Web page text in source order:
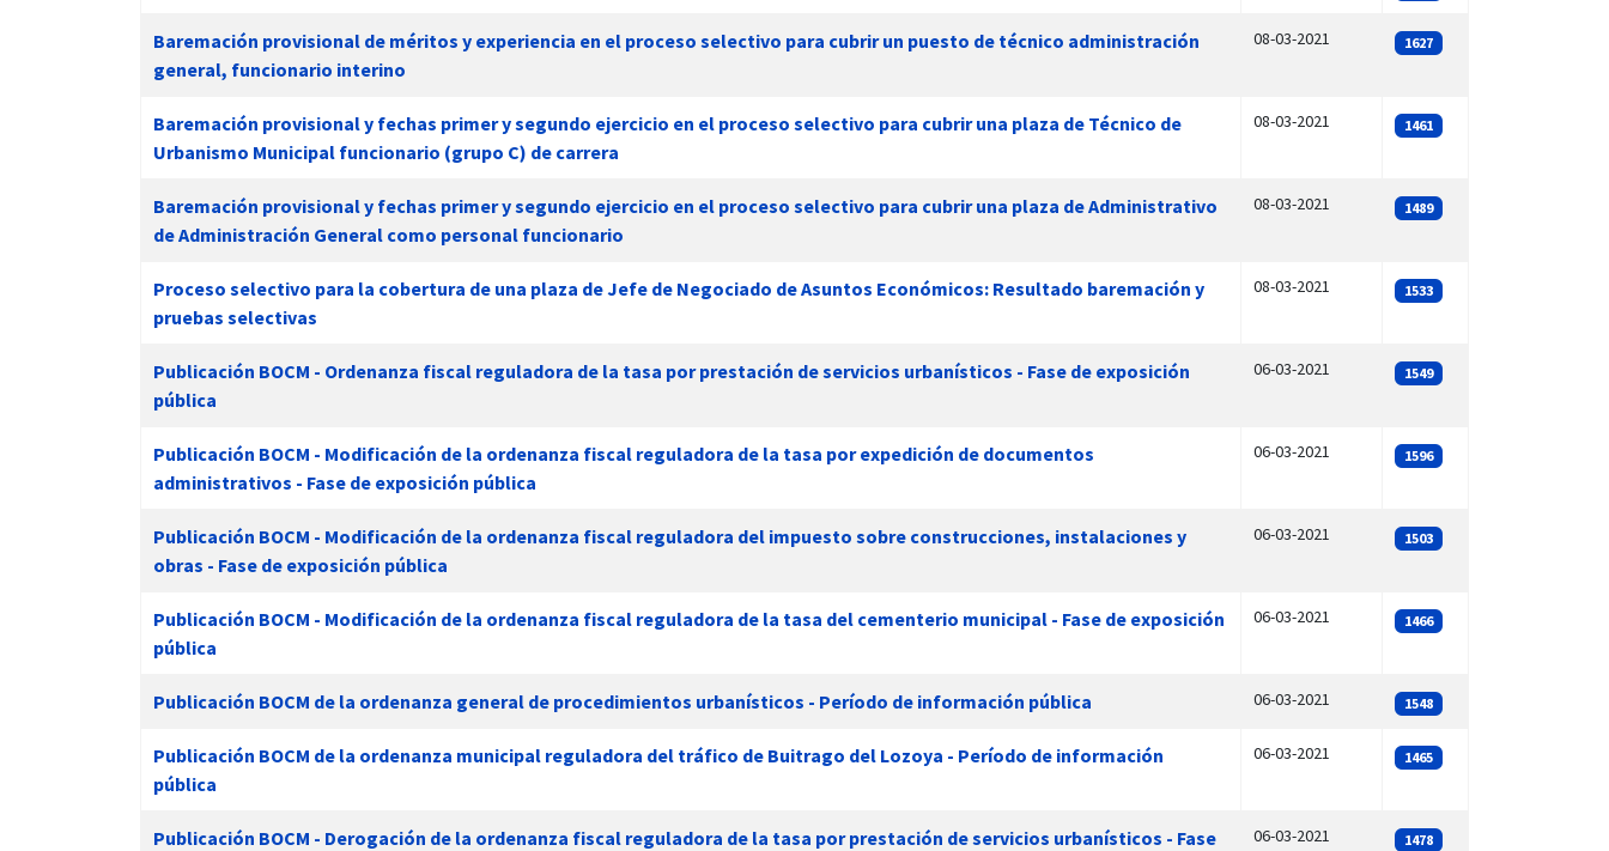
Baremación provisional de méritos y experiencia en el proceso selectivo para cubrir un puesto de técnico administración
general, funcionario interino
08-03-2021 1627
Baremación provisional y fechas primer y segundo ejercicio en el proceso selectivo para cubrir una plaza de Técnico de
Urbanismo Municipal funcionario (grupo C) de carrera
08-03-2021 1461
Baremación provisional y fechas primer y segundo ejercicio en el proceso selectivo para cubrir una plaza de Administrativo
de Administración General como personal funcionario
08-03-2021 1489
Proceso selectivo para la cobertura de una plaza de Jefe de Negociado de Asuntos Económicos: Resultado baremación y
pruebas selectivas
08-03-2021 1533
Publicación BOCM - Ordenanza fiscal reguladora de la tasa por prestación de servicios urbanísticos - Fase de exposición
pública
06-03-2021 1549
Publicación BOCM - Modificación de la ordenanza fiscal reguladora de la tasa por expedición de documentos
administrativos - Fase de exposición pública
06-03-2021 1596
Publicación BOCM - Modificación de la ordenanza fiscal reguladora del impuesto sobre construcciones, instalaciones y
obras - Fase de exposición pública
06-03-2021 1503
Publicación BOCM - Modificación de la ordenanza fiscal reguladora de la tasa del cementerio municipal - Fase de exposición
pública
06-03-2021 1466
Publicación BOCM de la ordenanza general de procedimientos urbanísticos - Período de información pública 06-03-2021 1548
Publicación BOCM de la ordenanza municipal reguladora del tráfico de Buitrago del Lozoya - Período de información
pública
06-03-2021 1465
Publicación BOCM - Derogación de la ordenanza fiscal reguladora de la tasa por prestación de servicios urbanísticos - Fase
06-03-2021 1478